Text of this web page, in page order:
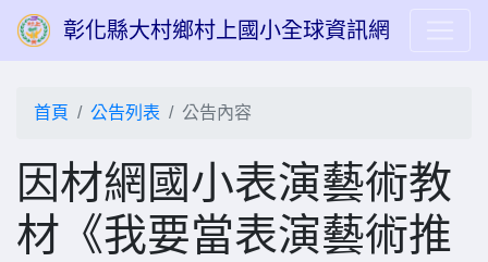
彰化縣大村鄉村上國小全球資訊網
首頁 公告列表 公告內容
因材網國小表演藝術教
材《我要當表演藝術推